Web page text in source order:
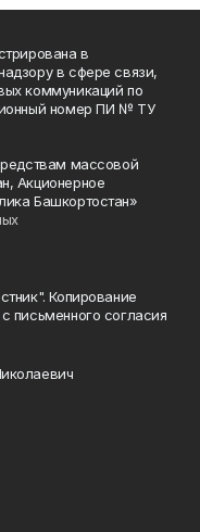
в
в сфере связи,
коммуникаций по
номер ПИ № ТУ
массовой
Акционерное
Башкортостан»
Копирование
письменного согласия